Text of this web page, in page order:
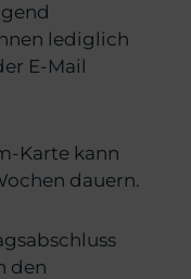
lediglich
E-Mail
Karte kann
dauern.
den